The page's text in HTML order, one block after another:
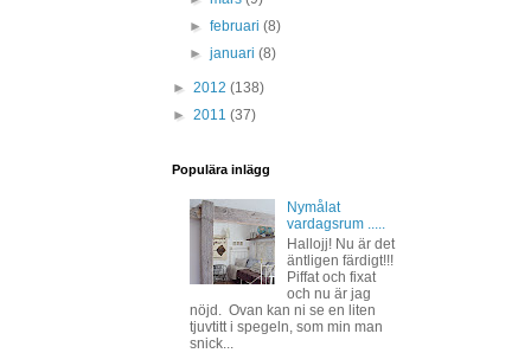
►februari(8)
►januari(8)
► 2012 (138)
► 2011 (37)
Populära inlägg
Nymålat
vardagsrum .....
Hallojj! Nu är det
äntligen färdigt!!!
Piffat och fixat
och nu är jag
nöjd. Ovan kan ni se en liten
tjuvtitt i spegeln, som min man
snick...